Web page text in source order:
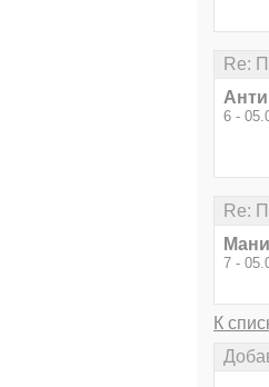
Re:
6 -
Re:
7 -
К